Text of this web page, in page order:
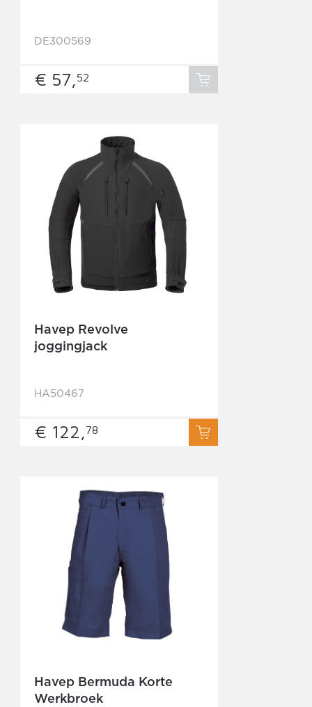
DE300569
€ 57,52
Havep Revolve
joggingjack
HA50467
€ 122,78
Havep Bermuda Korte
Werkbroek